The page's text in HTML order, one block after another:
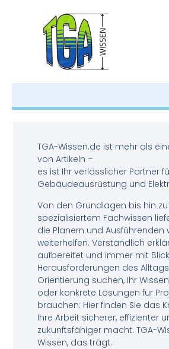
TGA-Wissen.de ist mehr als
von Artikeln –
es ist Ihr verlässlicher Partner
Gebäudeausrüstung und
Von den Grundlagen bis hin zu
spezialisiertem Fachwissen
die Planern und Ausführenden
weiterhelfen. Verständlich
aufbereitet und immer mit
Herausforderungen des
Orientierung suchen, Ihr
oder konkrete Lösungen für
brauchen: Hier finden Sie das
Ihre Arbeit sicherer, effizienter
zukunftsfähiger macht. TGA-
Wissen, das trägt.